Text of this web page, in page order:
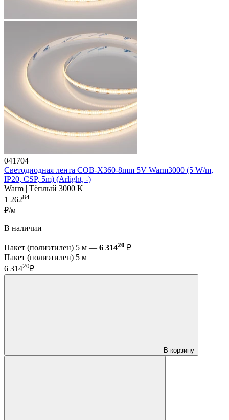
041704
Светодиодная лента COB-X360-8mm 5V Warm3000 (5 W/m,
IP20, CSP, 5m) (Arlight, -)
Warm | Тёплый 3000 K
1 26284
₽/м
В наличии
Пакет (полиэтилен) 5 м — 6 31420 ₽
Пакет (полиэтилен) 5 м
6 31420₽
В корзину